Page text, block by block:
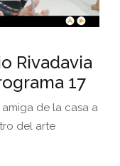
Rivadavia
17
de la casa a
del arte